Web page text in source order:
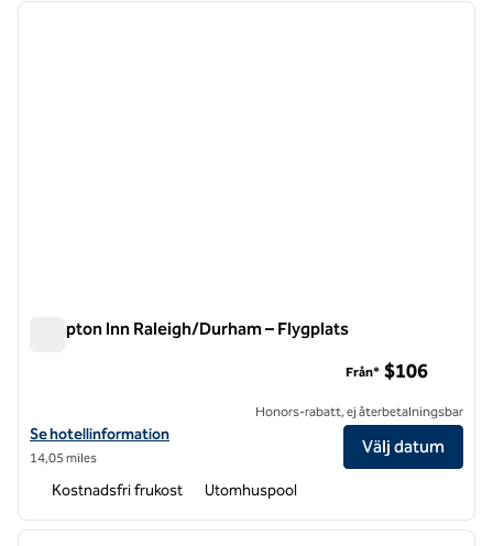
1 av 12
nästa
Hampton Inn Raleigh/Durham – Flygplats
Visa hotelldetaljer för Hampton Inn Raleigh/Durham-Airport
Se hotellinformation
14,05 miles
Från* $106
Honors-rabatt, ej återbetalningsbar
Välj datum
Kostnadsfri frukost Utomhuspool
1 av 12
nästa